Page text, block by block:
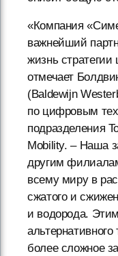
«Компания
важнейший
жизнь
отмечает
(Baldewijn
по цифровым
подразделения
Mobility. – Наша
другим
всему миру в
сжатого и
и водорода.
более сложное